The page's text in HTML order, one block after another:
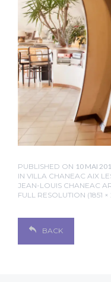
PUBLISHED ON 10 MAI
IN VILLA CHANEAC AIX
JEAN-LOUIS CHANEAC
FULL RESOLUTION (1851 ×
BACK